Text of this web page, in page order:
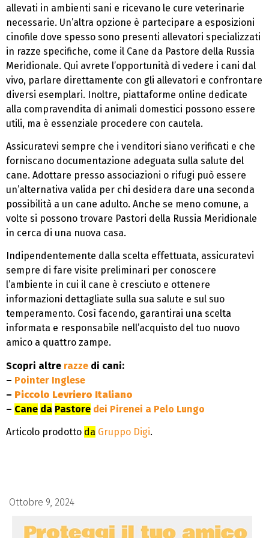
allevati in ambienti sani e ricevano le cure veterinarie
necessarie. Un’altra opzione è partecipare a esposizioni
cinofile dove spesso sono presenti allevatori specializzati
in razze specifiche, come il Cane da Pastore della Russia
Meridionale. Qui avrete l’opportunità di vedere i cani dal
vivo, parlare direttamente con gli allevatori e confrontare
diversi esemplari. Inoltre, piattaforme online dedicate
alla compravendita di animali domestici possono essere
utili, ma è essenziale procedere con cautela.
Assicuratevi sempre che i venditori siano verificati e che
forniscano documentazione adeguata sulla salute del
cane. Adottare presso associazioni o rifugi può essere
un’alternativa valida per chi desidera dare una seconda
possibilità a un cane adulto. Anche se meno comune, a
volte si possono trovare Pastori della Russia Meridionale
in cerca di una nuova casa.
Indipendentemente dalla scelta effettuata, assicuratevi
sempre di fare visite preliminari per conoscere
l’ambiente in cui il cane è cresciuto e ottenere
informazioni dettagliate sulla sua salute e sul suo
temperamento. Così facendo, garantirai una scelta
informata e responsabile nell’acquisto del tuo nuovo
amico a quattro zampe.
Scopri altre razze di cani:
– Pointer Inglese
– Piccolo Levriero Italiano
– Cane da Pastore dei Pirenei a Pelo Lungo
Articolo prodotto da Gruppo Digi.
Ottobre 9, 2024